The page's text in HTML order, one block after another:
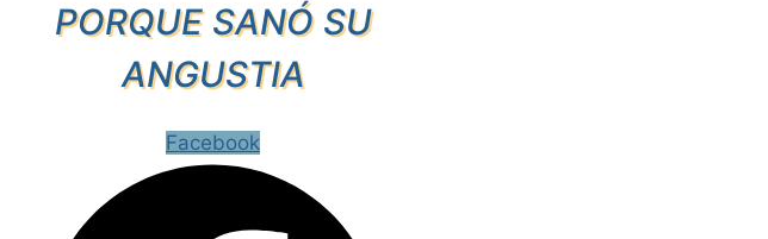
PORQUE SANÓ SU
ANGUSTIA
Facebook